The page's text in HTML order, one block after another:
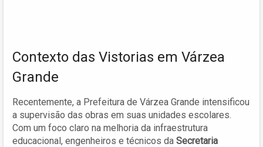
Contexto das Vistorias em Várzea
Grande
Recentemente, a Prefeitura de Várzea Grande intensificou
a supervisão das obras em suas unidades escolares.
Com um foco claro na melhoria da infraestrutura
educacional, engenheiros e técnicos da Secretaria